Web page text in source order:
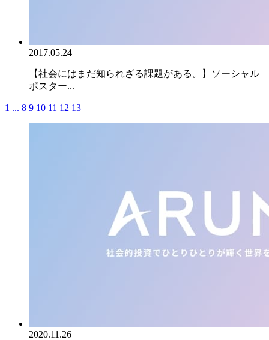
2017.05.24
【社会にはまだ知られざる課題がある。】ソーシャル
ポスター...
1 ... 8 9 10 11 12 13
2020.11.26